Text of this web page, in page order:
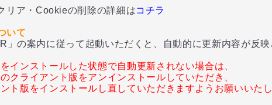
リア・Cookieの削除の詳細はコチラ
いて
の案内に従って起動いただくと、自動的に更新内容が反映
インストールした状態で自動更新されない場合は、
クライアント版をアンインストールしていただき、
ト版をインストールし直していただきますようお願いいた